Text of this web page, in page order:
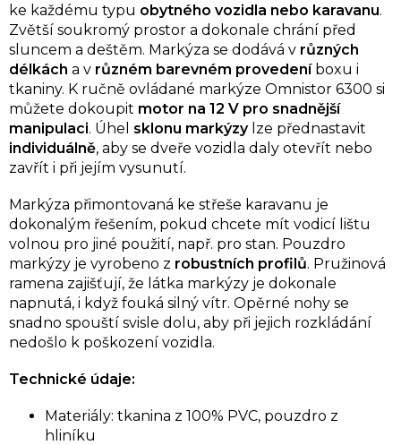
ke každému typu obytného vozidla nebo karavanu.
Zvětší soukromý prostor a dokonale chrání před
sluncem a deštěm. Markýza se dodává v různých
délkách a v různém barevném provedeníboxu i
tkaniny. K ručně ovládané markýze Omnistor 6300 si
můžete dokoupit motor na 12 V pro snadnější
manipulaci. Úhel sklonu markýzylze přednastavit
individuálně, aby se dveře vozidla daly otevřít nebo
zavřít i při jejím vysunutí.
Markýza přimontovaná ke střeše karavanu je
dokonalým řešením, pokud chcete mít vodicí lištu
volnou pro jiné použití, např. pro stan. Pouzdro
markýzy je vyrobeno z robustních profilů. Pružinová
ramena zajišťují, že látka markýzy je dokonale
napnutá, i když fouká silný vítr. Opěrné nohy se
snadno spouští svisle dolu, aby při jejich rozkládání
nedošlo k poškození vozidla.
Technické údaje:
Materiály: tkanina z 100% PVC, pouzdro z
hliníku